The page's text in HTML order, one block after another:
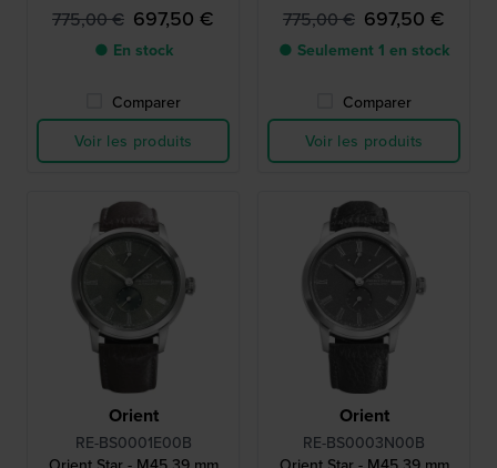
indicateur de réserve de
marche
775,00 € 697,50 €
● En stock
Comparer
Voir les produits
indicateur de réserve de
marche
775,00 € 697,50 €
● Seulement 1 en stock
Comparer
Voir les produits
Orient
RE-BS0001E00B
Orient
RE-BS0003N00B